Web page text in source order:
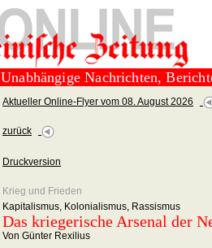
Unabhängige Nachrichten,
Aktueller Online-Flyer vom 08. August 2026
zurück
Druckversion
Krieg und Frieden
Kapitalismus, Kolonialismus, Rassismus
Das kriegerische Arsenal der
Von Günter Rexilius